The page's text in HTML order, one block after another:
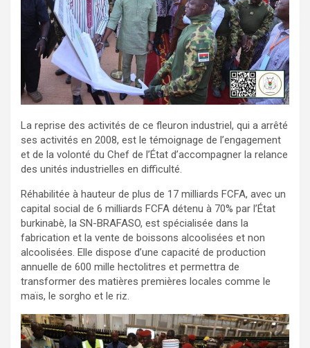
La reprise des activités de ce fleuron industriel, qui a arrêté
ses activités en 2008, est le témoignage de l’engagement
et de la volonté du Chef de l’État d’accompagner la relance
des unités industrielles en difficulté.‎‎
Réhabilitée à hauteur de plus de 17 milliards FCFA, avec un
capital social de 6 milliards FCFA détenu à 70% par l’État
burkinabè, la SN-BRAFASO, est spécialisée dans la
fabrication et la vente de boissons alcoolisées et non
alcoolisées. Elle dispose d’une capacité de production
annuelle de 600 mille hectolitres et permettra de
transformer des matières premières locales comme le
maïs, le sorgho et le riz.‎‎